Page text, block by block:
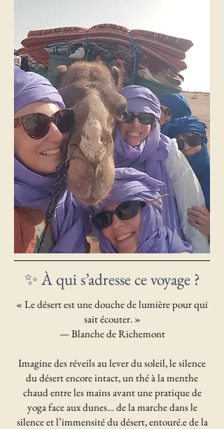
✨ À qui s’adresse ce voyage ?
« Le désert est une douche de lumière pour qui
sait écouter. »
— Blanche de Richemont
Imagine des réveils au lever du soleil, le silence
du désert encore intact, un thé à la menthe
chaud entre les mains avant une pratique de
yoga face aux dunes… de la marche dans le
silence et l’immensité du désert, entouré.e de la